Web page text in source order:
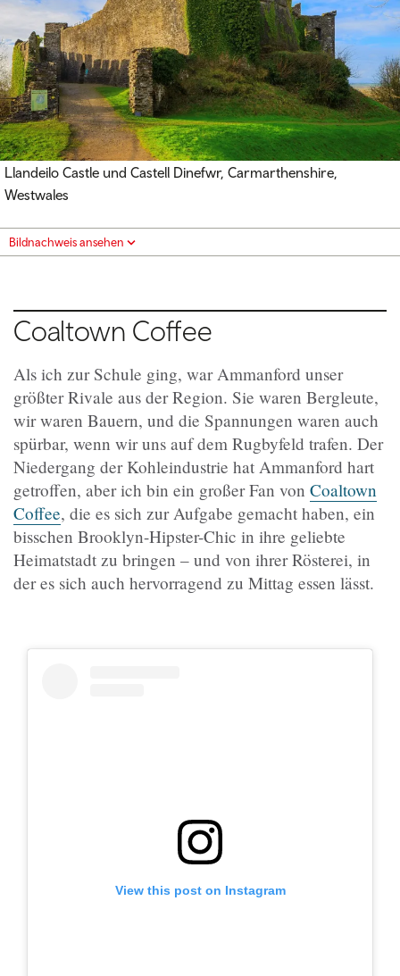
Llandeilo Castle und Castell Dinefwr, Carmarthenshire,
Westwales
Bildnachweis ansehen
Coaltown Coffee
Als ich zur Schule ging, war Ammanford unser
größter Rivale aus der Region. Sie waren Bergleute,
wir waren Bauern, und die Spannungen waren auch
spürbar, wenn wir uns auf dem Rugbyfeld trafen. Der
Niedergang der Kohleindustrie hat Ammanford hart
getroffen, aber ich bin ein großer Fan von Coaltown
Coffee, die es sich zur Aufgabe gemacht haben, ein
bisschen Brooklyn-Hipster-Chic in ihre geliebte
Heimatstadt zu bringen – und von ihrer Rösterei, in
der es sich auch hervorragend zu Mittag essen lässt.
View this post on Instagram